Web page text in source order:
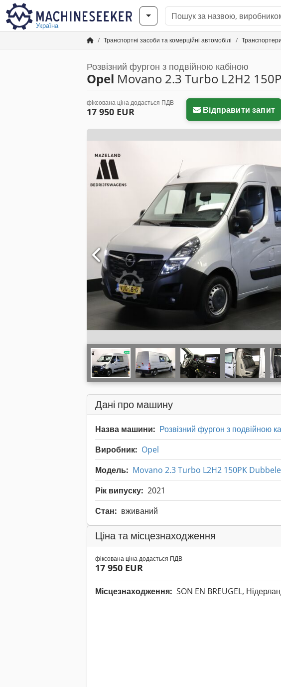
Україна
Транспортні засоби та комерційні автомобілі
Розвізний фургон з подвійною кабіною
Opel Movano 2.3 Turbo L2H2
фіксована ціна додається ПДВ
17 950 EUR Відправити запит
Дані про машину
Назва машини: Розвізний фургон з подвійною
Виробник: Opel
Модель: Movano 2.3 Turbo L2H2 150PK
Рік випуску: 2021
Стан: вживаний
Ціна та місцезнаходження
фіксована ціна додається ПДВ
17 950 EUR
Місцезнаходження: SON EN BREUGEL,